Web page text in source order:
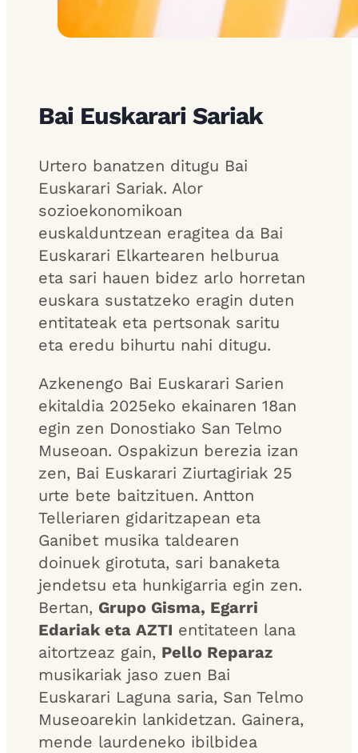
Bai Euskarari Sariak
Urtero banatzen ditugu Bai
Euskarari Sariak. Alor
sozioekonomikoan
euskalduntzean eragitea da Bai
Euskarari Elkartearen helburua
eta sari hauen bidez arlo horretan
euskara sustatzeko eragin duten
entitateak eta pertsonak saritu
eta eredu bihurtu nahi ditugu.
Azkenengo Bai Euskarari Sarien
ekitaldia 2025eko ekainaren 18an
egin zen Donostiako San Telmo
Museoan. Ospakizun berezia izan
zen, Bai Euskarari Ziurtagiriak 25
urte bete baitzituen. Antton
Telleriaren gidaritzapean eta
Ganibet musika taldearen
doinuek girotuta, sari banaketa
jendetsu eta hunkigarria egin zen.
Bertan, Grupo Gisma, Egarri
Edariak eta AZTI entitateen lana
aitortzeaz gain, Pello Reparaz
musikariak jaso zuen Bai
Euskarari Laguna saria, San Telmo
Museoarekin lankidetzan. Gainera,
mende laurdeneko ibilbidea